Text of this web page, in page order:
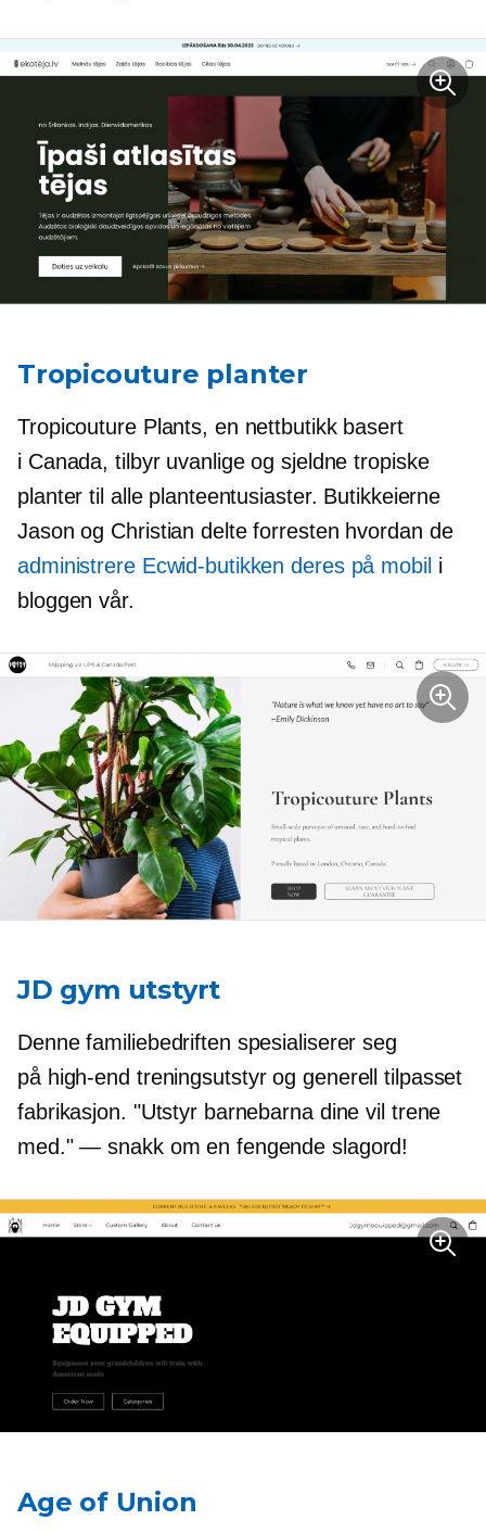
Tropicouture planter
Tropicouture Plants, en nettbutikk basert
i Canada, tilbyr uvanlige og sjeldne tropiske
planter til alle planteentusiaster. Butikkeierne
Jason og Christian delte forresten hvordan de
administrere Ecwid-butikken deres på mobil i
bloggen vår.
JD gym utstyrt
Denne familiebedriften spesialiserer seg
på high-end treningsutstyr og generell tilpasset
fabrikasjon. "Utstyr barnebarna dine vil trene
med." — snakk om en fengende slagord!
Age of Union